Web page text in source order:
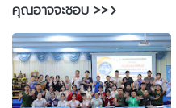
คุณอาจจะชอบ >>